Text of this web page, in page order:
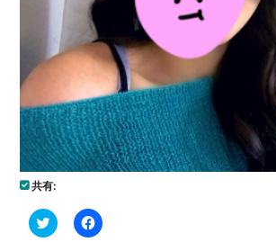
共有:
ク
リ
Facebook
で